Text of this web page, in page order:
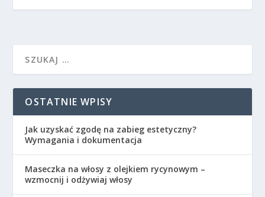
OSTATNIE WPISY
Jak uzyskać zgodę na zabieg estetyczny?
Wymagania i dokumentacja
Maseczka na włosy z olejkiem rycynowym –
wzmocnij i odżywiaj włosy